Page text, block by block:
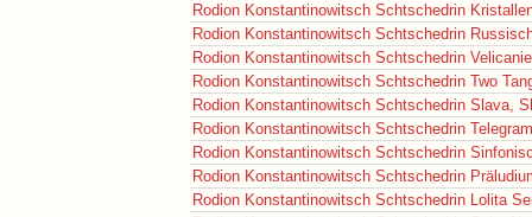
Rodion Konstantinowitsch Schtschedrin
Rodion Konstantinowitsch Schtschedrin
Rodion Konstantinowitsch Schtschedrin Velicanie
Rodion Konstantinowitsch Schtschedrin Two
Rodion Konstantinowitsch Schtschedrin Slava,
Rodion Konstantinowitsch Schtschedrin
Rodion Konstantinowitsch Schtschedrin
Rodion Konstantinowitsch Schtschedrin
Rodion Konstantinowitsch Schtschedrin Lolita